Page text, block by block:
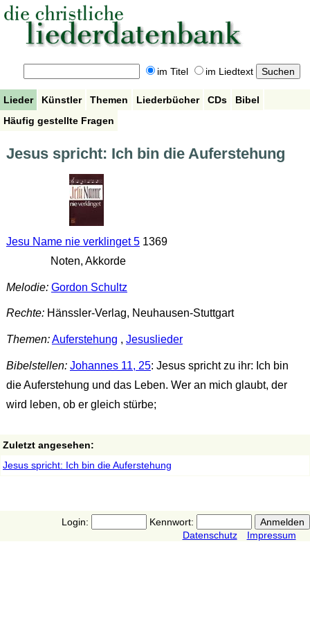
im Titel im Liedtext
Lieder Künstler Themen Liederbücher CDs
Bibel
Häufig gestellte Fragen
Jesus spricht: Ich bin die Auferstehung
Jesu Name nie verklinget 51369
Noten, Akkorde
Melodie: Gordon Schultz
Rechte:Hänssler-Verlag, Neuhausen-Stuttgart
Themen:Auferstehung , Jesuslieder
Bibelstellen: Johannes 11, 25: Jesus spricht zu ihr: Ich bin
die Auferstehung und das Leben. Wer an mich glaubt, der
wird leben, ob er gleich stürbe;
Zuletzt angesehen:
Jesus spricht: Ich bin die Auferstehung
Login:
Kennwort:
Datenschutz
Impressum